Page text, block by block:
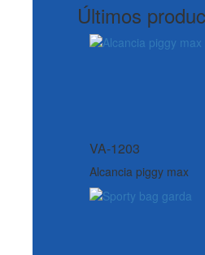
Últimos
VA-1203
Alcancia piggy max